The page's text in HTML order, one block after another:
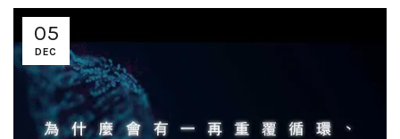
05
DEC